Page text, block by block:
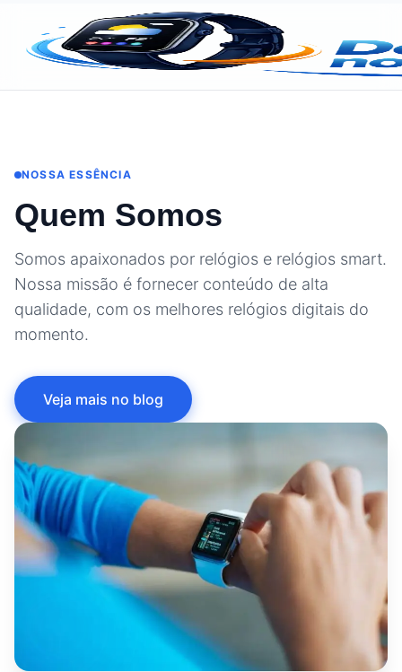
NOSSA ESSÊNCIA
Quem Somos
Somos apaixonados por relógios e relógios smart.
Nossa missão é fornecer conteúdo de alta
qualidade, com os melhores relógios digitais do
momento.
Veja mais no blog